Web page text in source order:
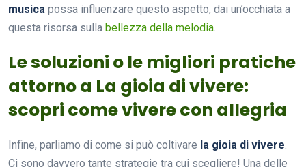
musica possa influenzare questo aspetto, dai un’occhiata a
questa risorsa sulla bellezza della melodia.
Le soluzioni o le migliori pratiche
attorno a La gioia di vivere:
scopri come vivere con allegria
Infine, parliamo di come si può coltivare la gioia di vivere.
Ci sono davvero tante strategie tra cui scegliere! Una delle